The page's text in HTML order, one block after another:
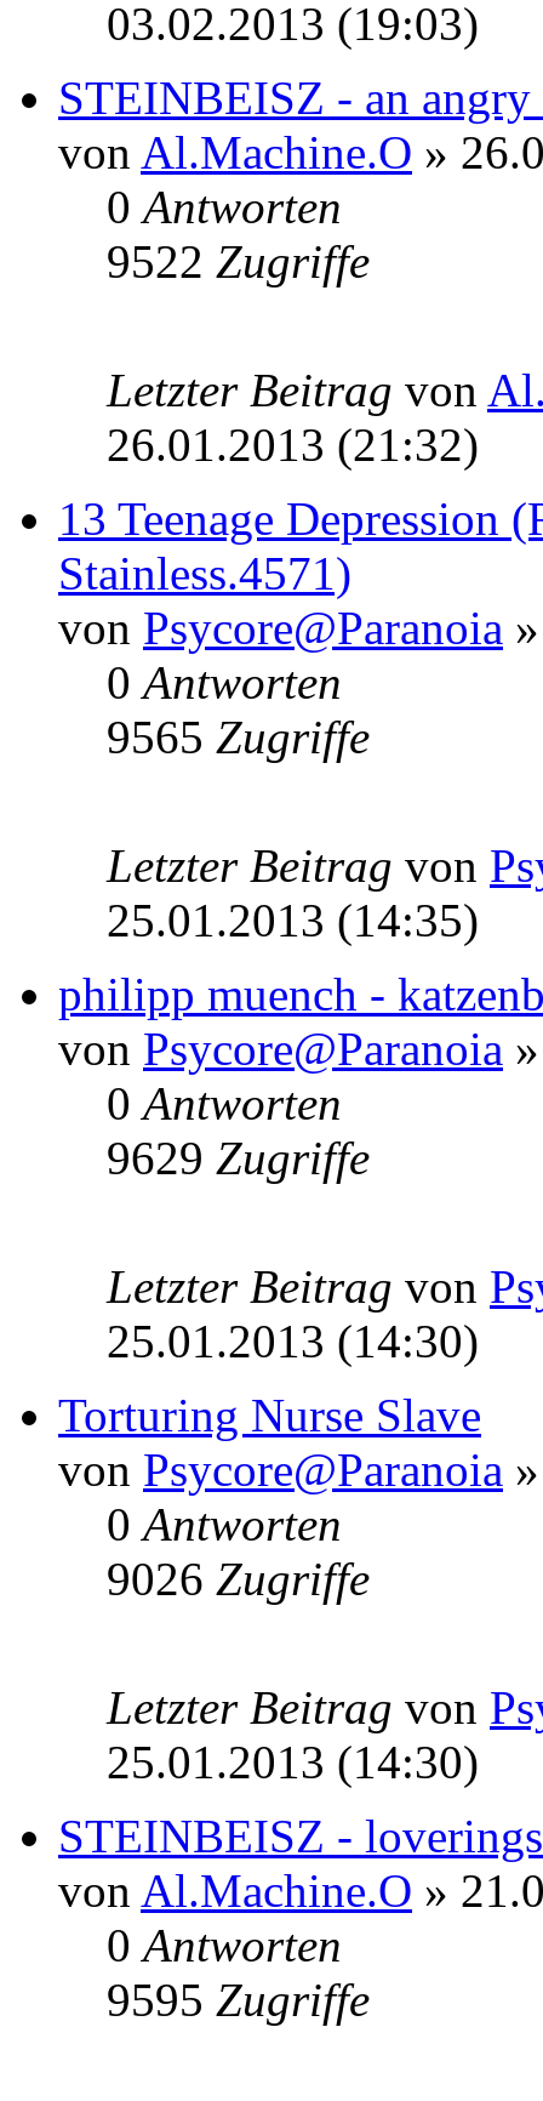
03.02.2013 (19:03)
STEINBEISZ - an angry
von Al.Machine.O »
0Antworten
9522 Zugriffe
Letzter Beitrag von
26.01.2013 (21:32)
13 Teenage Depression
Stainless.4571)
von Psycore@Paranoia
0Antworten
9565 Zugriffe
Letzter Beitrag von
25.01.2013 (14:35)
philipp muench -
von Psycore@Paranoia
0Antworten
9629 Zugriffe
Letzter Beitrag von
25.01.2013 (14:30)
Torturing Nurse Slave
von Psycore@Paranoia
0Antworten
9026 Zugriffe
Letzter Beitrag von
25.01.2013 (14:30)
STEINBEISZ -
von Al.Machine.O »
0Antworten
9595 Zugriffe